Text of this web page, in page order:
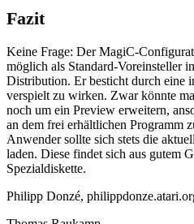
Fazit
Keine Frage: Der MagiC-
möglich als Standard-Voreinsteller
Distribution. Er besticht durch eine
verspielt zu wirken. Zwar könnte
noch um ein Preview erweitern,
an dem frei erhältlichen Programm
Anwender sollte sich stets die
laden. Diese findet sich aus gutem
Spezialdiskette.
Philipp Donzé,